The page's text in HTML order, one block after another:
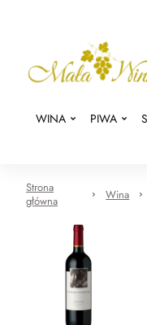
WINA PIWA
Strona
główna
Wina